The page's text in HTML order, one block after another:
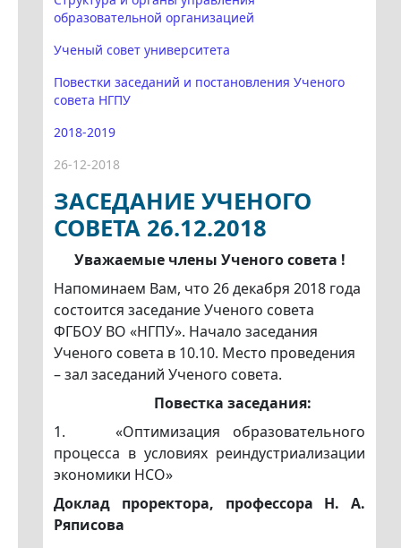
образовательной организацией
Ученый совет университета
Повестки заседаний и постановления Ученого
совета НГПУ
2018-2019
26-12-2018
ЗАСЕДАНИЕ УЧЕНОГО
СОВЕТА 26.12.2018
Уважаемые члены Ученого совета !
Напоминаем Вам, что 26 декабря 2018 года
состоится заседание Ученого совета
ФГБОУ ВО «НГПУ». Начало заседания
Ученого совета в 10.10. Место проведения
– зал заседаний Ученого совета.
Повестка заседания:
1. «Оптимизация образовательного
процесса в условиях реиндустриализации
экономики НСО»
Доклад проректора, профессора Н. А.
Ряписова